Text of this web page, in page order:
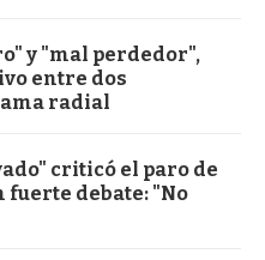
y "mal perdedor",
entre dos
radial
criticó el paro de
fuerte debate: "No